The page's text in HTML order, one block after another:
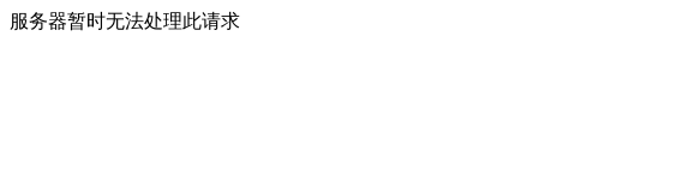
服务器暂时无法处理此请求